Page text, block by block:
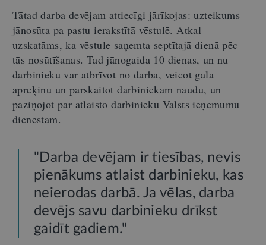
Tātad darba devējam attiecīgi jārīkojas: uzteikums
jānosūta pa pastu ierakstītā vēstulē. Atkal
uzskatāms, ka vēstule saņemta septītajā dienā pēc
tās nosūtīšanas. Tad jānogaida 10 dienas, un nu
darbinieku var atbrīvot no darba, veicot gala
aprēķinu un pārskaitot darbiniekam naudu, un
paziņojot par atlaisto darbinieku Valsts ieņēmumu
dienestam.
"Darba devējam ir tiesības, nevis
pienākums atlaist darbinieku, kas
neierodas darbā. Ja vēlas, darba
devējs savu darbinieku drīkst
gaidīt gadiem."